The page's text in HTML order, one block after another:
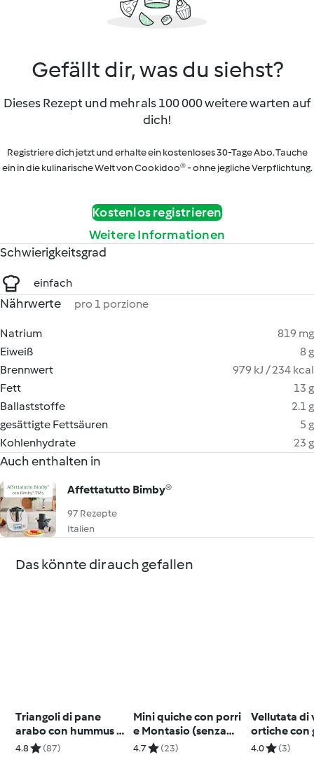
Gefällt dir, was du siehst?
Dieses Rezept und mehr als 100 000 weitere warten auf
dich!
Registriere dich jetzt und erhalte ein kostenloses 30-Tage Abo. Tauche
ein in die kulinarische Welt von Cookidoo® - ohne jegliche Verpflichtung.
Kostenlos registrieren
Weitere Informationen
Schwierigkeitsgrad
einfach
Nährwerte pro 1 porzione
Natrium
819 mg
Eiweiß
8 g
Brennwert
979 kJ / 234 kcal
Fett
13 g
Ballaststoffe
2.1 g
gesättigte Fettsäuren
5 g
Kohlenhydrate
23 g
Auch enthalten in
Affettatutto Bimby®
97 Rezepte
Italien
Das könnte dir auch gefallen
Triangoli di pane
arabo con hummus di
zucca
4.8 (87)
Mini quiche con porri
e Montasio (senza
glutine)
4.7 (23)
Vellutata di
ortiche con
aromatica
4.0 (3)